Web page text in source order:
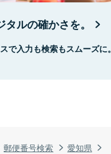
郵便番号検索
愛知県
ルの確かさを。
で入力も検索もスムーズに。